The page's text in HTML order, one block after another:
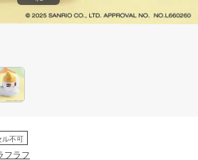
ル不可
フラフ